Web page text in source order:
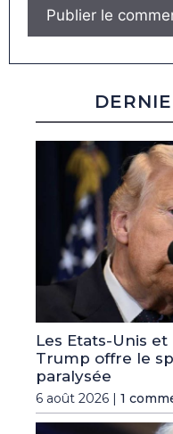
Les Etats-Unis
Trump offre le
paralysée
6 août 2026 | 1